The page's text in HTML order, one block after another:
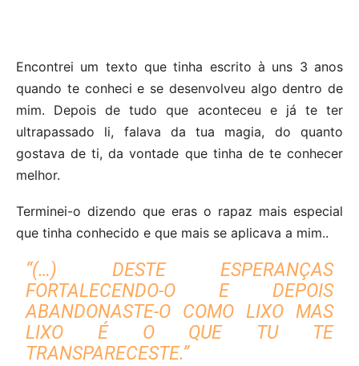
Encontrei um texto que tinha escrito à uns 3 anos
quando te conheci e se desenvolveu algo dentro de
mim. Depois de tudo que aconteceu e já te ter
ultrapassado li, falava da tua magia, do quanto
gostava de ti, da vontade que tinha de te conhecer
melhor.
Terminei-o dizendo que eras o rapaz mais especial
que tinha conhecido e que mais se aplicava a mim..
“(…) DESTE ESPERANÇAS
FORTALECENDO-O E DEPOIS
ABANDONASTE-O COMO LIXO MAS
LIXO É O QUE TU TE
TRANSPARECESTE.”